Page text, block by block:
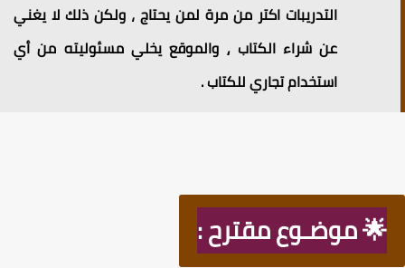
التدريبات اكتر من مرة لمن يحتاج ، ولكن ذلك لا يغني
عن شراء الكتاب ⸲ والموقع يخلي مسئوليته من أي
استخدام تجاري للكتاب .
🌟 موضـوع مقترح :